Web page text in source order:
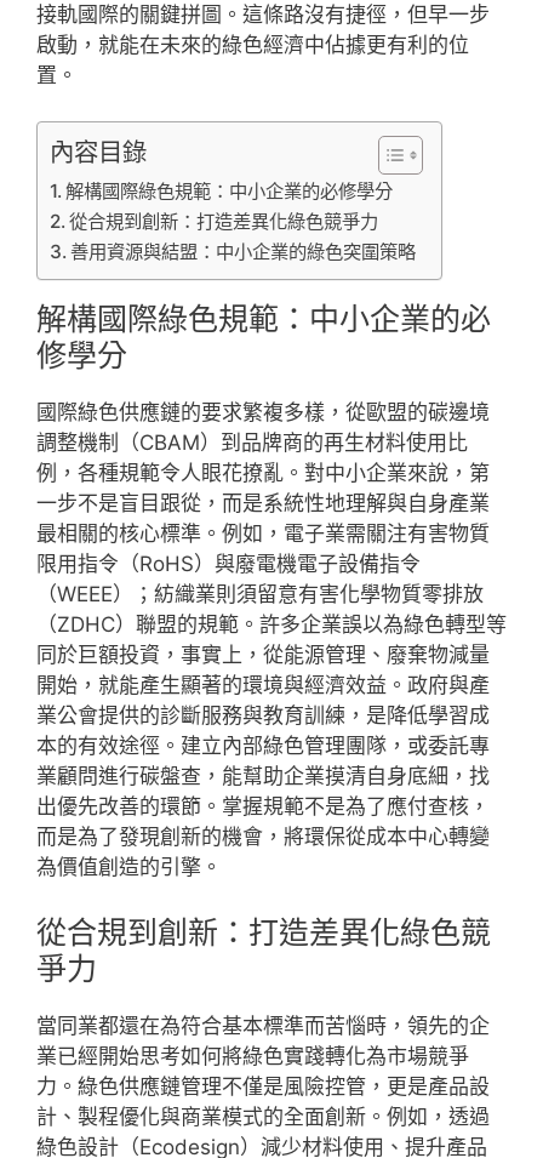
接軌國際的關鍵拼圖。這條路沒有捷徑，但早一步
啟動，就能在未來的綠色經濟中佔據更有利的位
置。
內容目錄
解構國際綠色規範：中小企業的必修學分
從合規到創新：打造差異化綠色競爭力
善用資源與結盟：中小企業的綠色突圍策略
解構國際綠色規範：中小企業的必
修學分
國際綠色供應鏈的要求繁複多樣，從歐盟的碳邊境
調整機制（CBAM）到品牌商的再生材料使用比
例，各種規範令人眼花撩亂。對中小企業來說，第
一步不是盲目跟從，而是系統性地理解與自身產業
最相關的核心標準。例如，電子業需關注有害物質
限用指令（RoHS）與廢電機電子設備指令
（WEEE）；紡織業則須留意有害化學物質零排放
（ZDHC）聯盟的規範。許多企業誤以為綠色轉型等
同於巨額投資，事實上，從能源管理、廢棄物減量
開始，就能產生顯著的環境與經濟效益。政府與產
業公會提供的診斷服務與教育訓練，是降低學習成
本的有效途徑。建立內部綠色管理團隊，或委託專
業顧問進行碳盤查，能幫助企業摸清自身底細，找
出優先改善的環節。掌握規範不是為了應付查核，
而是為了發現創新的機會，將環保從成本中心轉變
為價值創造的引擎。
從合規到創新：打造差異化綠色競
爭力
當同業都還在為符合基本標準而苦惱時，領先的企
業已經開始思考如何將綠色實踐轉化為市場競爭
力。綠色供應鏈管理不僅是風險控管，更是產品設
計、製程優化與商業模式的全面創新。例如，透過
綠色設計（Ecodesign）減少材料使用、提升產品